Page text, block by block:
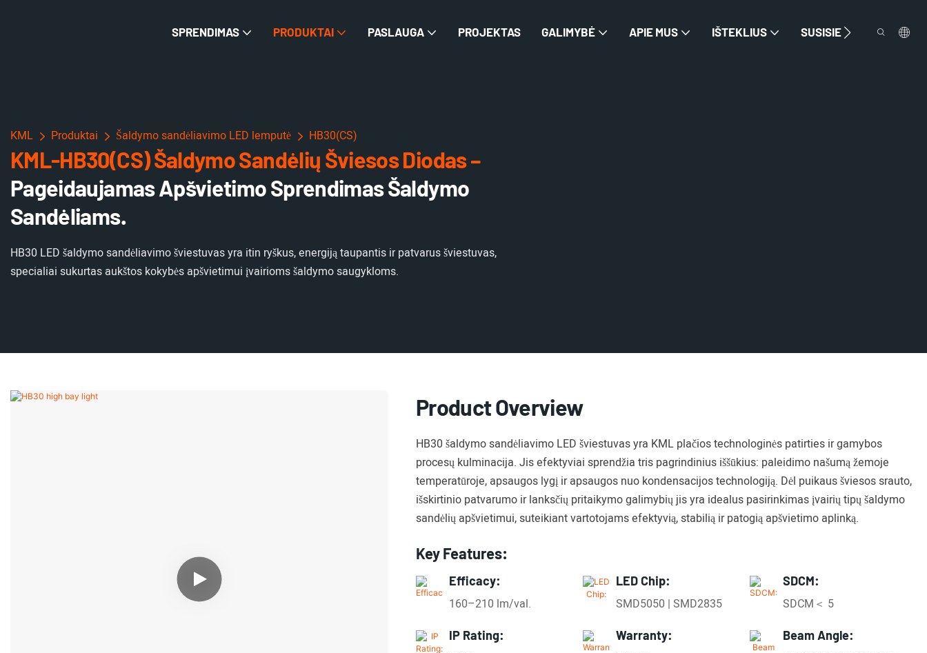
SPRENDIMAS PRODUKTAI PASLAUGA PROJEKTAS GALIMYBĖ APIE MUS IŠTEKLIUS SUSISIEKITE SU MUMIS
KML Produktai Šaldymo sandėliavimo LED lemputė HB30(CS)
KML-HB30(CS) Šaldymo Sandėlių Šviesos Diodas –
Pageidaujamas Apšvietimo Sprendimas Šaldymo
Sandėliams.
HB30 LED šaldymo sandėliavimo šviestuvas yra itin ryškus, energiją taupantis ir patvarus šviestuvas,
specialiai sukurtas aukštos kokybės apšvietimui įvairioms šaldymo saugykloms.
Product Overview
HB30 šaldymo sandėliavimo LED šviestuvas yra KML plačios technologinės patirties ir gamybos
procesų kulminacija. Jis efektyviai sprendžia tris pagrindinius iššūkius: paleidimo našumą žemoje
temperatūroje, apsaugos lygį ir apsaugos nuo kondensacijos technologiją. Dėl puikaus šviesos srauto,
išskirtinio patvarumo ir lanksčių pritaikymo galimybių jis yra idealus pasirinkimas įvairių tipų šaldymo
sandėlių apšvietimui, suteikiant vartotojams efektyvią, stabilią ir patogią apšvietimo aplinką.
Key Features:
Efficacy:
160–210 lm/val.
LED Chip:
SMD5050 | SMD2835
SDCM:
SDCM＜ 5
IP Rating: Warranty: Beam Angle: